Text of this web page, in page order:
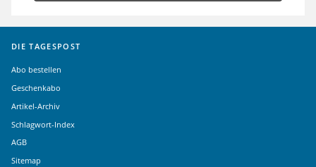
DIE TAGESPOST
Abo bestellen
Geschenkabo
Artikel-Archiv
Schlagwort-Index
AGB
Sitemap